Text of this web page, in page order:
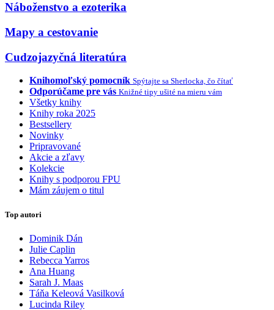
Náboženstvo a ezoterika
Mapy a cestovanie
Cudzojazyčná literatúra
Knihomoľský pomocník Spýtajte sa Sherlocka, čo čítať
Odporúčame pre vás Knižné tipy ušité na mieru vám
Všetky knihy
Knihy roka 2025
Bestsellery
Novinky
Pripravované
Akcie a zľavy
Kolekcie
Knihy s podporou FPU
Mám záujem o titul
Top autori
Dominik Dán
Julie Caplin
Rebecca Yarros
Ana Huang
Sarah J. Maas
Táňa Keleová Vasilková
Lucinda Riley